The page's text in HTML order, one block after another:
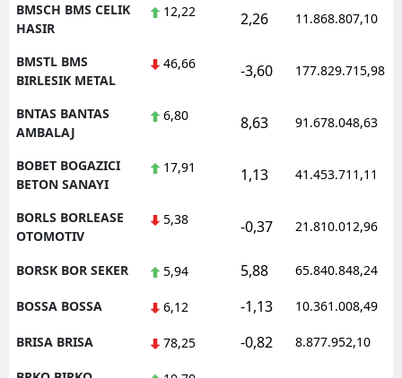
BMSCH BMS CELIK
HASIR
12,22 2,26 11.868.807,10
BMSTL BMS
BIRLESIK METAL
46,66 -3,60 177.829.715,98
BNTAS BANTAS
AMBALAJ
6,80 8,63 91.678.048,63
BOBET BOGAZICI
BETON SANAYI
17,91 1,13 41.453.711,11
BORLS BORLEASE
OTOMOTIV
5,38 -0,37 21.810.012,96
BORSK BOR SEKER 5,94 5,88 65.840.848,24
BOSSA BOSSA 6,12 -1,13 10.361.008,49
BRISA BRISA 78,25 -0,82 8.877.952,10